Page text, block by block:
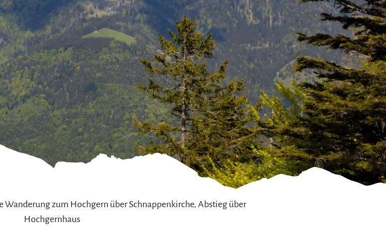
Wanderung zum Hochgern über Schnappenkirche, Abstieg über
Hochgernhaus